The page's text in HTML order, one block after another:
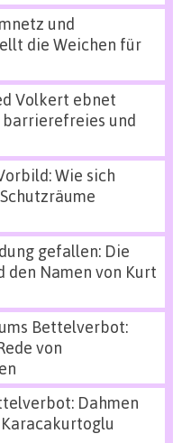
und
die Weichen für
Volkert ebnet
barrierefreies und
Wie sich
gefallen: Die
den Namen von Kurt
Bettelverbot:
von
Dahmen